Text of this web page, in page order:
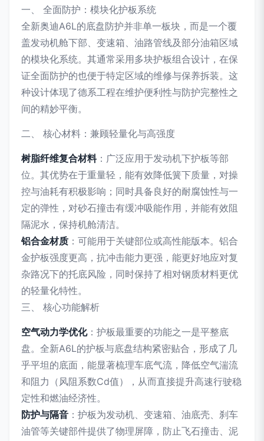
一、 全面防护：模块化护板系统
全新奥迪A6L的底盘防护并非单一板块，而是一个覆
盖发动机舱下部、变速箱、油路管线及部分油箱区域
的模块化系统。其通常采用多块护板组合设计，在保
证全面防护的也便于特定区域的维修与保养拆装。这
种设计体现了德系工程在维护便利性与防护完整性之
间的精妙平衡。
二、 核心材料：兼顾轻量化与高强度
树脂纤维复合材料：广泛应用于发动机下护板等部
位。其优势在于重量轻，能有效降低簧下质量，对操
控与油耗有积极影响；同时具备良好的耐腐蚀性与一
定的弹性，对砂石撞击有缓冲吸能作用，并能有效阻
隔泥水，保持机舱清洁。
铝合金材质 ：可能用于关键部位或高性能版本。铝合
金护板强度更高，抗冲击能力更强，能更好地应对复
杂路况下的托底风险，同时保持了相对钢质材料更优
的轻量化特性。
三、 核心功能解析
空气动力学优化：护板最重要的功能之一是平整底
盘。全新A6L的护板与底盘结构紧密贴合，形成了几
乎平坦的底面，能显著梳理车底气流，降低空气湍流
和阻力（风阻系数Cd值），从而直接提升高速行驶稳
定性和燃油经济性。
防护与隔音 ：护板为发动机、变速箱、油底壳、刹车
油管等关键部件提供了物理屏障，防止飞石撞击、泥